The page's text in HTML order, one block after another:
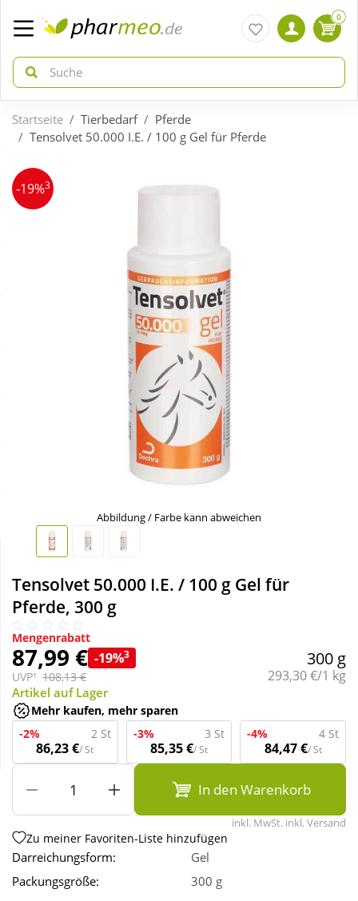
zurück
ÜBERSICHT AKTIONEN
Täglich gut versorgt
zurück
ÜBERSICHT KATEGORIEN
Körperpflege & Kosmetik
Nahrungsergänzung
Sanitätshaus
Sport & Fitness
Tierbedarf
Wellness
0
Startseite Tierbedarf
Pferde
Tensolvet 50.000 I.E. / 100 g Gel für Pferde
-19%3
Abbildung / Farbe kann abweichen
Tensolvet 50.000 I.E. / 100 g Gel für
Pferde, 300 g
Mengenrabatt
87,99 € -19%3
UVP¹ 108,13 €
300 g
Grundpreis:
293,30 €/1 kg
Artikel auf Lager
Mehr kaufen, mehr sparen
-2%
2 St
86,23 €/ St
-3% 3 St
85,35 €/ St
-4% 4 St
84,47 €/ St
In den Warenkorb
inkl. MwSt. inkl. Versand
Zu meiner Favoriten-Liste hinzufügen
Darreichungsform:
Gel
Packungsgröße:
300 g